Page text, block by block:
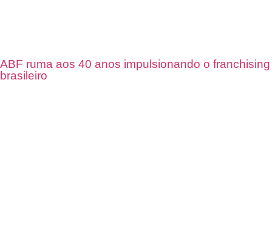
ABF ruma aos 40 anos impulsionando o franchising
brasileiro